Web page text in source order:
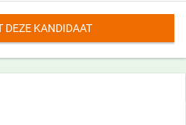
DEZE KANDIDAAT